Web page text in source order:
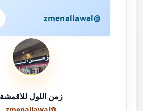
@zmenallawal
زمن اللول للاقمشة